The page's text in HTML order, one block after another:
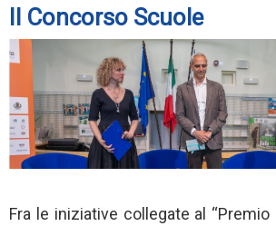
Il Concorso Scuole
Fra le iniziative collegate al